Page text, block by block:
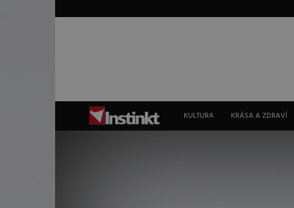
Instinkt
KULTURA KRÁSA A ZDRAVÍ